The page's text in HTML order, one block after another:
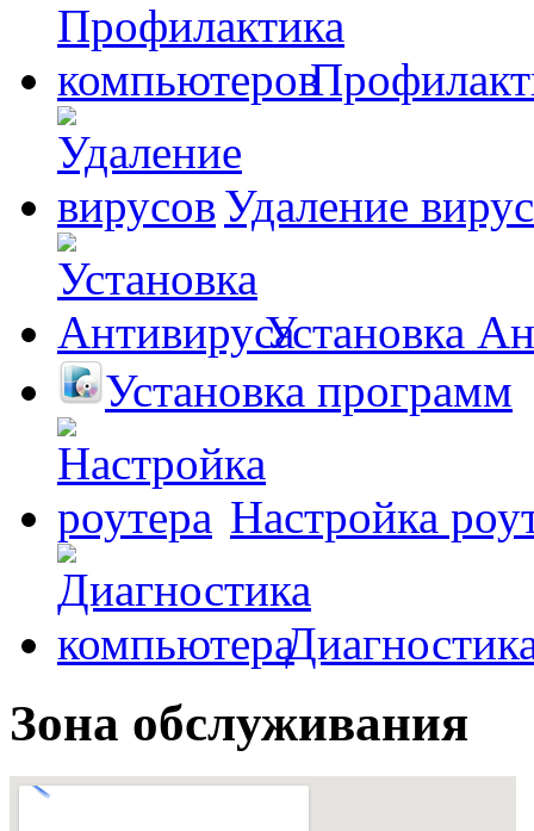
Удаление
Установка
Установка программ
Настройка
Зона обслуживания